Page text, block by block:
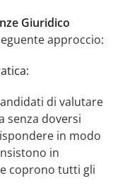
Giuridico
approccio:
di valutare
senza doversi
in modo
in
coprono tutti gli